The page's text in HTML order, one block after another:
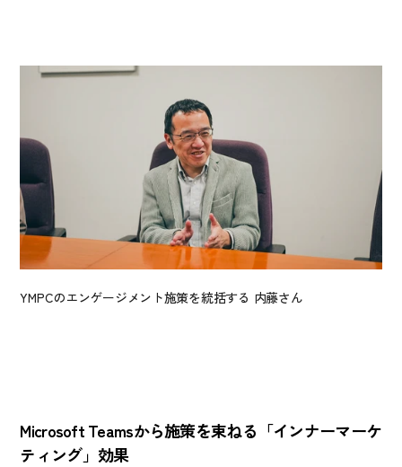
YMPCのエンゲージメント施策を統括する 内藤さん
Microsoft Teamsから施策を束ねる「インナーマーケ
ティング」効果